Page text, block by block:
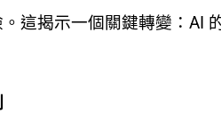
這揭示一個關鍵轉變：AI